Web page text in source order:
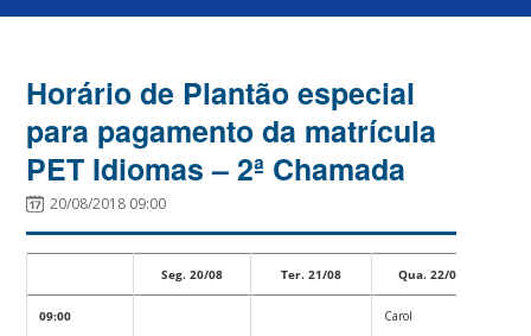
Horário de Plantão especial
para pagamento da matrícula
PET Idiomas – 2ª Chamada
20/08/2018 09:00
Seg. 20/08 Ter. 21/08 Qua. 22/08
09:00 Carol